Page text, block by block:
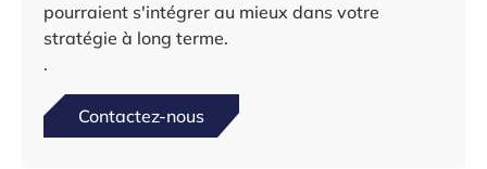
pourraient s'intégrer au mieux dans votre
stratégie à long terme.
.
Contactez-nous